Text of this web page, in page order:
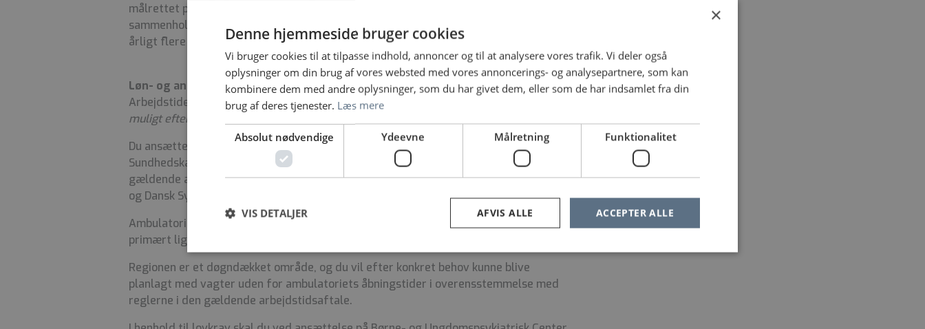
målrettet på at sikre et godt og sundt arbejdsmiljø. Vi har et stærkt kollegialt
sammenhold, hvor vi altid hjælper hinanden og deler viden og erfaringer. Vi holder
årligt flere sociale arrangementer som sommerfester, DHL-stafet og julefrokost.
Løn- og ansættelsesvilkår
Arbejdstiden er 37 timer ugentligt, og medopstart d. 1. august 2026 eller snarest
muligt efter aftale
Du ansættes i henhold til overenskomst for ikke-ledende personale på
Sundhedskartellets område. Du er under ansættelsen omfattet af den til enhver tid
gældende arbejdstidsaftale indgået mellem Regionernes Lønnings- og Takstnævn
og Dansk Sygeplejeråd.
Ambulatoriet har åbent i dagtimerne mandag-fredag. Din arbejdstid vil derfor
primært ligge inden for dette tidsrum.
Regionen er et døgndækket område, og du vil efter konkret behov kunne blive
planlagt med vagter uden for ambulatoriets åbningstider i overensstemmelse med
reglerne i den gældende arbejdstidsaftale.
×
Denne hjemmeside bruger cookies
Vi bruger cookies til at tilpasse indhold, annoncer og til at analysere vores trafik. Vi deler også
oplysninger om din brug af vores websted med vores annoncerings- og analysepartnere, som kan
kombinere dem med andre oplysninger, som du har givet dem, eller som de har indsamlet fra din
brug af deres tjenester. Læs mere
Absolut nødvendige Ydeevne Målretning Funktionalitet
ACCEPTER ALLE
AFVIS ALLE
VIS DETALJER